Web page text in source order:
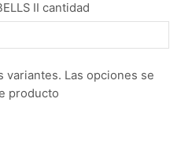
II cantidad
Las opciones se
producto